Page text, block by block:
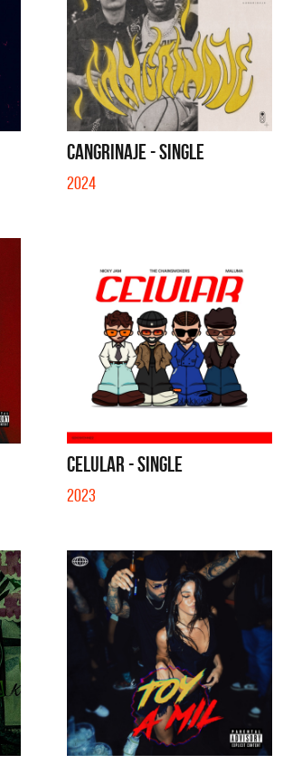
CANGRINAJE - SINGLE
2024
CELULAR - SINGLE
2023